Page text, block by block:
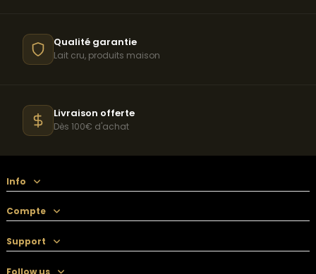
Qualité garantie
Lait cru, produits maison
Livraison offerte
Dès 100€ d'achat
Info
Compte
Support
Follow us